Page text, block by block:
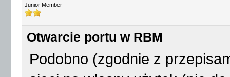
Junior Member
Otwarcie portu w RBM
Podobno (zgodnie z